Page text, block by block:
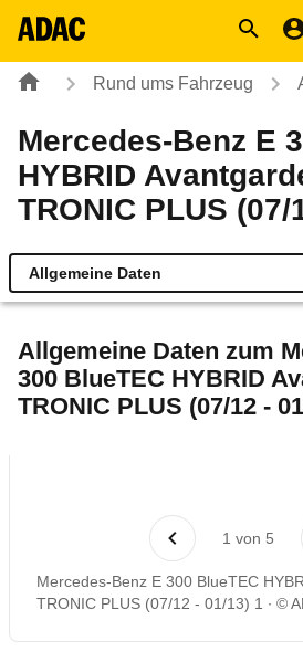
Rund ums Fahrzeug
Mercedes-Benz E
HYBRID
TRONIC PLUS (07/
Allgemeine Daten
Technische Daten
Rückrufe & Mängel
Allgemeine Daten zum
300 BlueTEC HYBRID
TRONIC PLUS (07/12 -
1 von 5
Mercedes-Benz E 300 BlueTEC
TRONIC PLUS (07/12 - 01/13) 1
©